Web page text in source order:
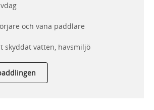
och vana paddlare
skyddat vatten, havsmiljö